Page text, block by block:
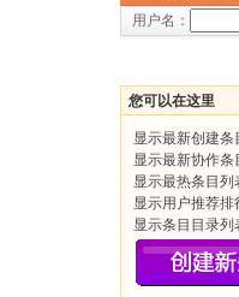
用户名：
您可以在这里
显示最新创建条
显示最新协作条
显示最热条目列
显示用户推荐排
显示条目目录列